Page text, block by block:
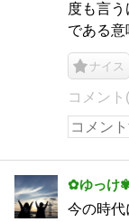
度も言
である意
ナイス
コメント
✿ゆっけ
今の時代